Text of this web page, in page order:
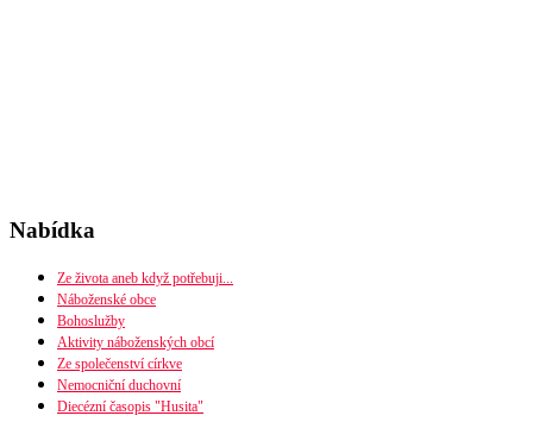
Nabídka
Ze života aneb když potřebuji...
Náboženské obce
Seznam náboženských obcí
Mapa diecéze
Bohoslužby
Aktivity náboženských obcí
Ze společenství církve
Nemocniční duchovní
Diecézní časopis "Husita"